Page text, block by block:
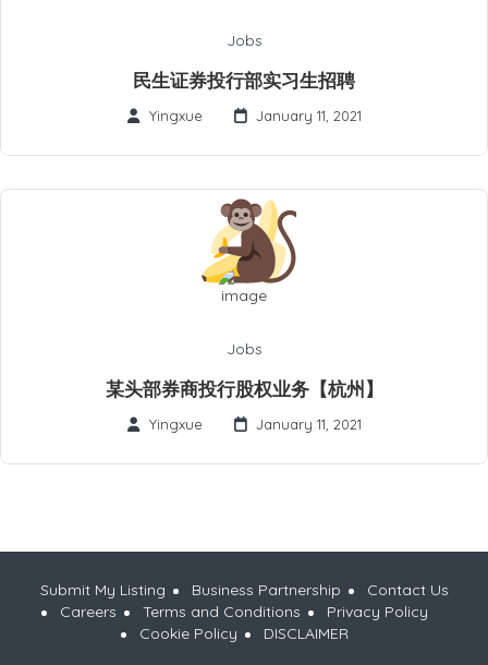
Jobs
民生证券投行部实习生招聘
Yingxue January 11, 2021
Jobs
某头部券商投行股权业务【杭州】
Yingxue January 11, 2021
Submit My Listing Business Partnership
Contact Us
Careers
Terms and Conditions
Privacy Policy
Cookie Policy
DISCLAIMER